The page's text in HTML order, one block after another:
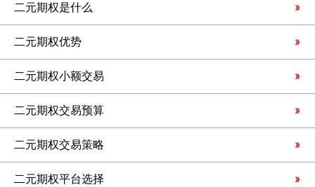
二元期权是什么
二元期权优势
二元期权小额交易
二元期权交易预算
二元期权交易策略
二元期权平台选择